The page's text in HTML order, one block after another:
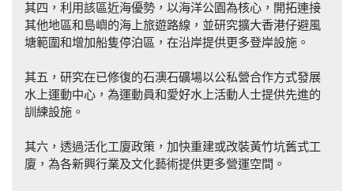
其四，利用該區近海優勢，以海洋公園為核心，開拓連接
其他地區和島嶼的海上旅遊路線，並研究擴大香港仔避風
塘範圍和增加船隻停泊區，在沿岸提供更多登岸設施。
其五，研究在已修復的石澳石礦場以公私營合作方式發展
水上運動中心，為運動員和愛好水上活動人士提供先進的
訓練設施。
其六，透過活化工廈政策，加快重建或改裝黃竹坑舊式工
廈，為各新興行業及文化藝術提供更多營運空間。